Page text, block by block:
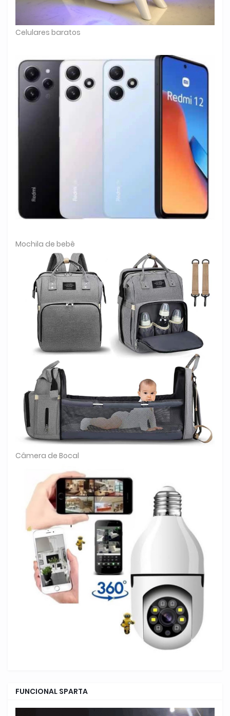
Celulares baratos
Mochila de bebê
Câmera de Bocal
FUNCIONAL SPARTA